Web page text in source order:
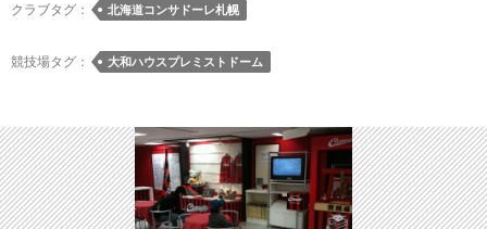
フ
ォ
ー
ム
クラブタグ： 北海道コンサドーレ札幌
競技場タグ： 大和ハウスプレミストドーム